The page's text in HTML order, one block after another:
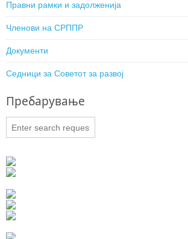
Правни рамки и задолженија
Членови на СРППР
Документи
Седници за Советот за развој
Пребарување